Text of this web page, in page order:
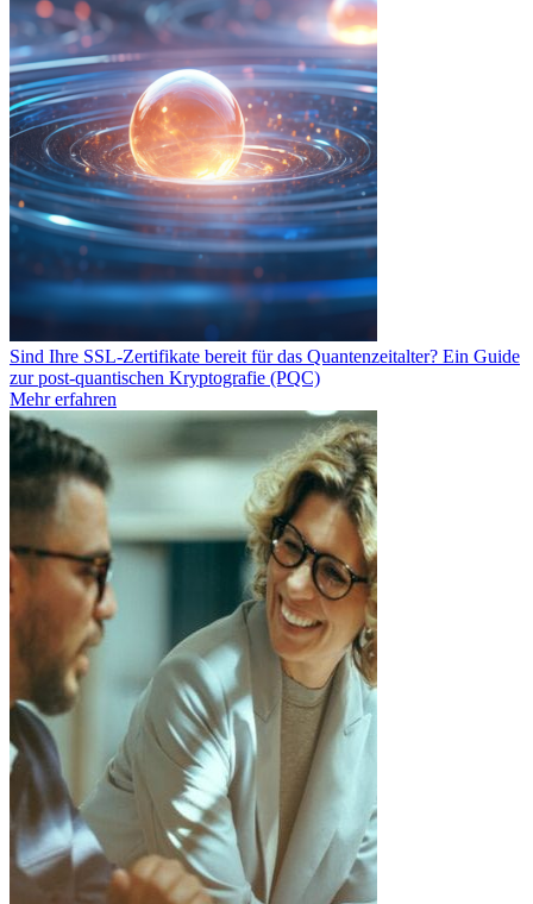
Sind Ihre SSL-Zertifikate bereit für das Quantenzeitalter? Ein Guide
zur post-quantischen Kryptografie (PQC)
Mehr erfahren